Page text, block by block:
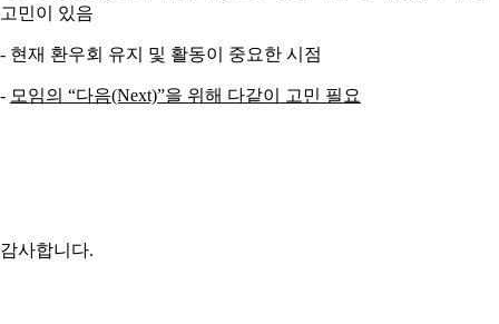
고민이 있음
- 현재 환우회 유지 및 활동이 중요한 시점
- 모임의 “다음(Next)”을 위해 다같이 고민 필요
감사합니다.